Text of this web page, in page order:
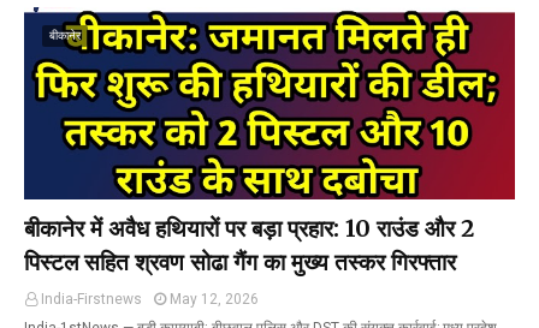
बीकानेर
बीकानेर में अवैध हथियारों पर बड़ा प्रहार: 10 राउंड और 2
पिस्टल सहित श्रवण सोढा गैंग का मुख्य तस्कर गिरफ्तार
India-Firstnews
May 12, 2026